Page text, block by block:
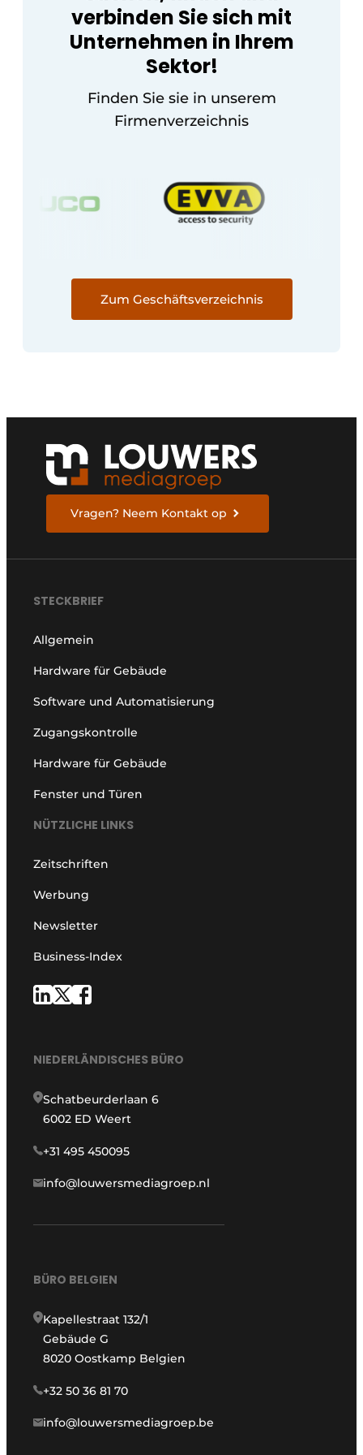
verbinden Sie sich mit
Unternehmen in Ihrem
Sektor!
Finden Sie sie in unserem
Firmenverzeichnis
Zum Geschäftsverzeichnis
Vragen? Neem Kontakt op
STECKBRIEF
Allgemein
Hardware für Gebäude
Software und Automatisierung
Zugangskontrolle
Hardware für Gebäude
Fenster und Türen
NÜTZLICHE LINKS
Zeitschriften
Werbung
Newsletter
Business-Index
NIEDERLÄNDISCHES BÜRO
Schatbeurderlaan 6
6002 ED Weert
+31 495 450095
info@louwersmediagroep.nl
BÜRO BELGIEN
Kapellestraat 132/1
Gebäude G
8020 Oostkamp Belgien
+32 50 36 81 70
info@louwersmediagroep.be